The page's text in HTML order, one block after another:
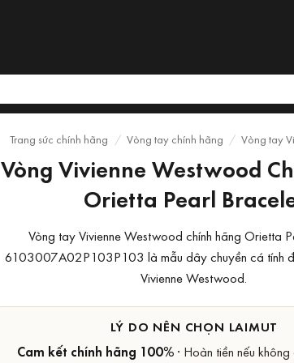
Trang sức chính hãng / Vòng tay chính hãng / Vòng tay
Vòng Vivienne Westwood
Orietta Pearl
Vòng tay Vivienne Westwood chính hãng Orietta
6103007A02P103P103 là mẫu dây chuyền cá tính
Vivienne Westwood.
LÝ DO NÊN CHỌN LAIMUT
Cam kết chính hãng 100% · Hoàn tiền nếu